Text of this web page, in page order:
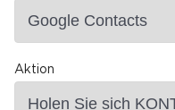
Aktion